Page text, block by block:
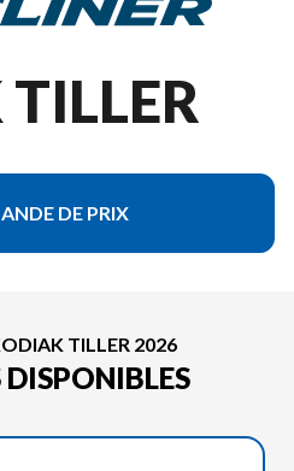
DE PRIX
TILLER 2026